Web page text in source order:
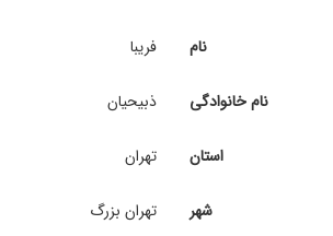
نام فریبا
نام خانوادگی ذبیحیان
استان تهران
شهر تهران بزرگ